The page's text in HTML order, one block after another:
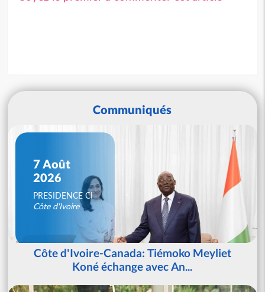
Communiqués
7 Août
2026
PRESIDENCE CI
Côte d'Ivoire
Côte d'Ivoire-Canada: Tiémoko Meyliet
Koné échange avec An...